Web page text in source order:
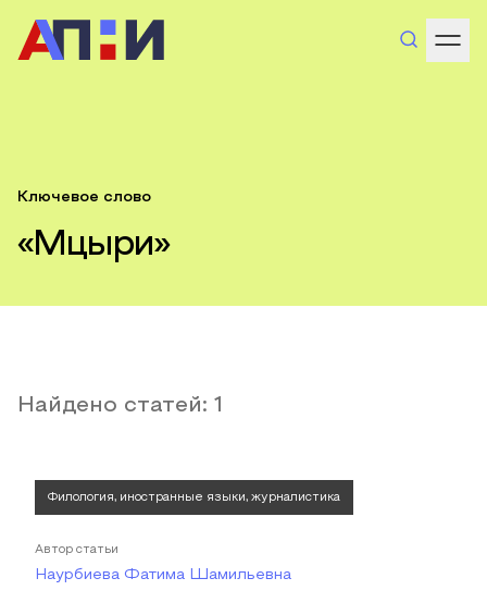
Ключевое слово
«Мцыри»
Найдено статей: 1
Филология, иностранные языки, журналистика
Автор статьи
Наурбиева Фатима Шамильевна